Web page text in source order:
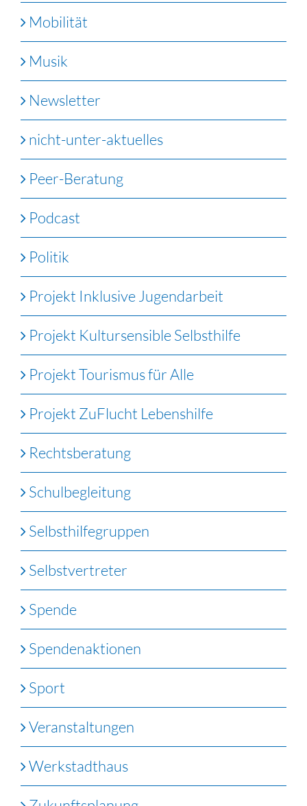
Mobilität
Musik
Newsletter
nicht-unter-aktuelles
Peer-Beratung
Podcast
Politik
Projekt Inklusive Jugendarbeit
Projekt Kultursensible Selbsthilfe
Projekt Tourismus für Alle
Projekt ZuFlucht Lebenshilfe
Rechtsberatung
Schulbegleitung
Selbsthilfegruppen
Selbstvertreter
Spende
Spendenaktionen
Sport
Veranstaltungen
Werkstadthaus